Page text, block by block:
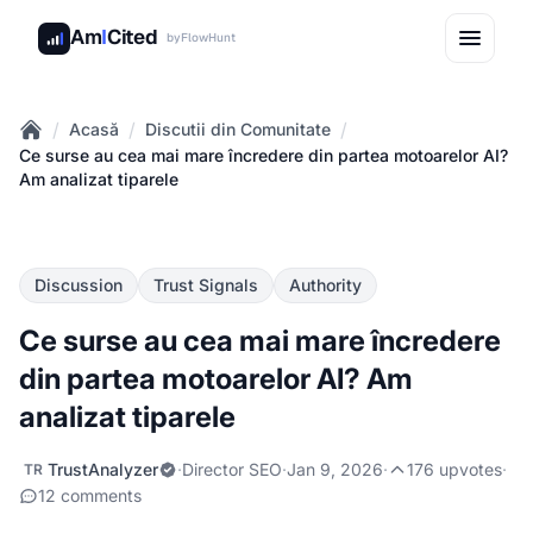
AmICited byFlowHunt
Home
/ Acasă / Discutii din Comunitate /
Ce surse au cea mai mare încredere din partea motoarelor AI?
Am analizat tiparele
Discussion Trust Signals Authority
Ce surse au cea mai mare încredere
din partea motoarelor AI? Am
analizat tiparele
TR TrustAnalyzer ·Director SEO·Jan 9, 2026· 176 upvotes·
12 comments